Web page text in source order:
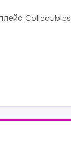
Collectibles